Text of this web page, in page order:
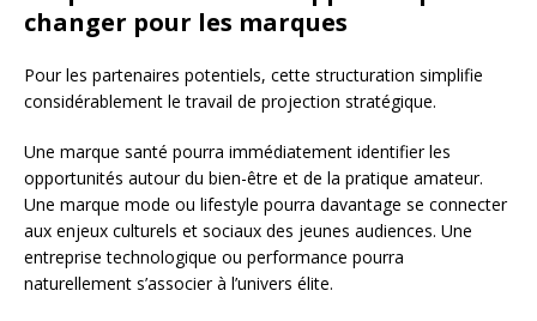
changer pour les marques
Pour les partenaires potentiels, cette structuration simplifie
considérablement le travail de projection stratégique.
Une marque santé pourra immédiatement identifier les
opportunités autour du bien-être et de la pratique amateur.
Une marque mode ou lifestyle pourra davantage se connecter
aux enjeux culturels et sociaux des jeunes audiences. Une
entreprise technologique ou performance pourra
naturellement s’associer à l’univers élite.